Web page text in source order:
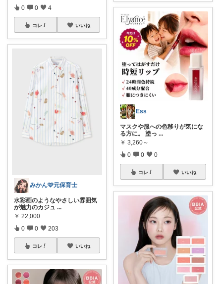
0 0 4
コレ いいね
みかん🩷元保育士
水彩画のようなやさしい雰囲気
が魅力のカジュ ...
￥ 22,000
0 0 203
コレ いいね
Ess
マスクや服への色移りが気にな
る方に。 塗っ ...
￥ 3,260～
0 0 0
コレ いいね